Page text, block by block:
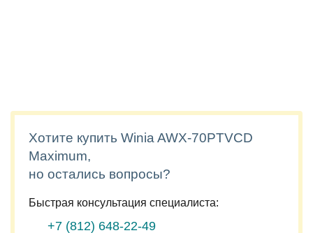
Хотите купить Winia AWX-70PTVCD
Maximum,
но остались вопросы?
Быстрая консультация специалиста:
+7 (812) 648-22-49